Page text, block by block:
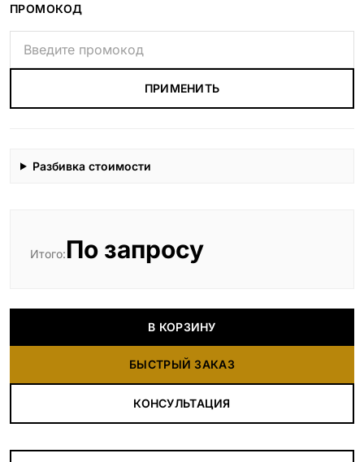
ПРОМОКОД
ПРИМЕНИТЬ
Разбивка стоимости
Итого:По запросу
В КОРЗИНУ
БЫСТРЫЙ ЗАКАЗ
КОНСУЛЬТАЦИЯ